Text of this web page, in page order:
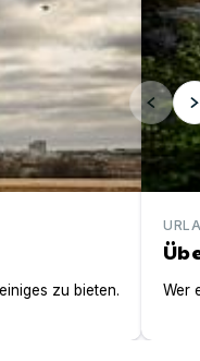
zu bieten. Wer